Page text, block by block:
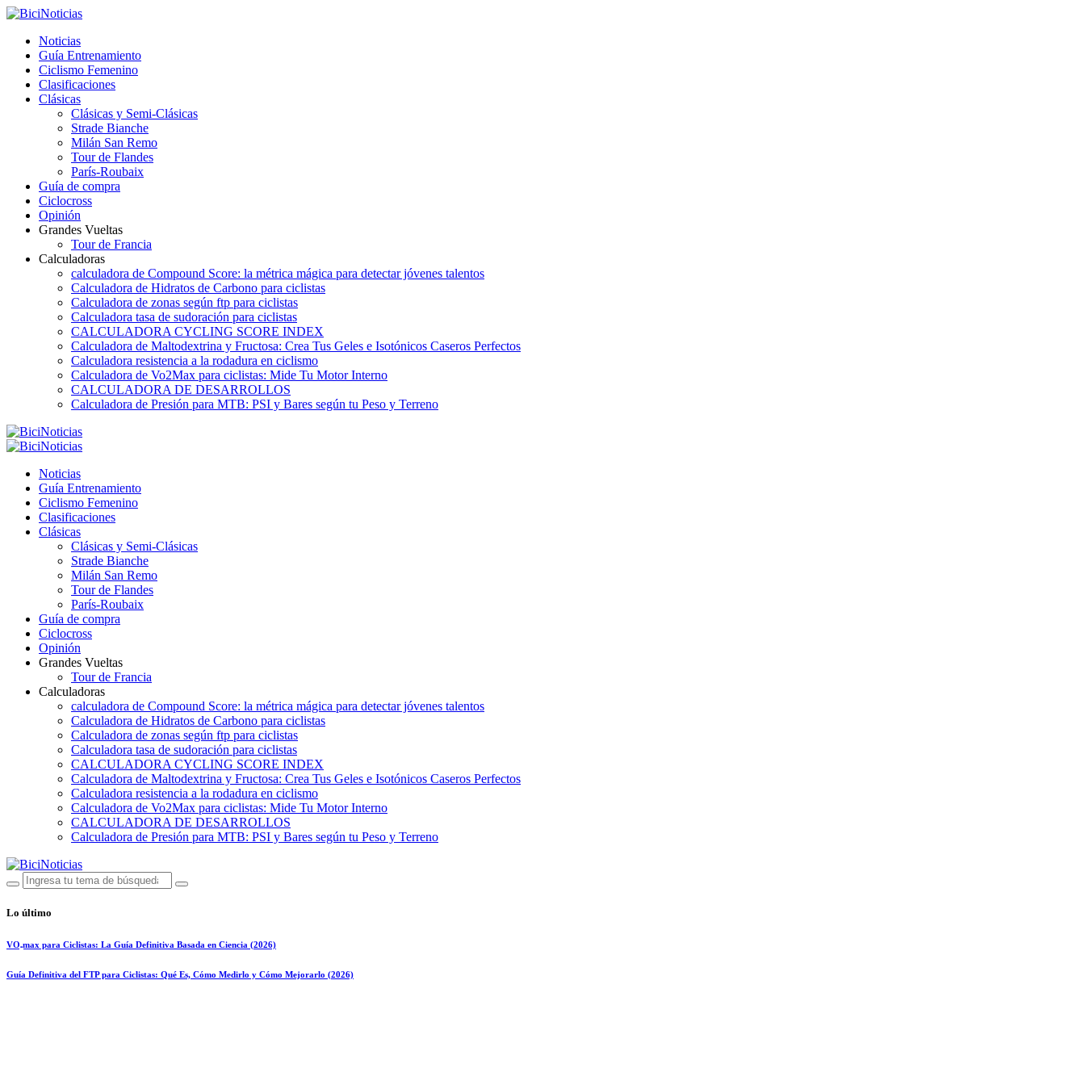
Noticias
Guía Entrenamiento
Ciclismo Femenino
Clasificaciones
Clásicas
Clásicas y Semi-Clásicas
Strade Bianche
Milán San Remo
Tour de Flandes
París-Roubaix
Guía de compra
Ciclocross
Opinión
Grandes Vueltas
Tour de Francia
Calculadoras
calculadora de Compound Score: la métrica mágica para detectar jóvenes talentos
Calculadora de Hidratos de Carbono para ciclistas
Calculadora de zonas según ftp para ciclistas
Calculadora tasa de sudoración para ciclistas
CALCULADORA CYCLING SCORE INDEX
Calculadora de Maltodextrina y Fructosa: Crea Tus Geles e Isotónicos Caseros Perfectos
Calculadora resistencia a la rodadura en ciclismo
Calculadora de Vo2Max para ciclistas: Mide Tu Motor Interno
CALCULADORA DE DESARROLLOS
Calculadora de Presión para MTB: PSI y Bares según tu Peso y Terreno
Noticias
Guía Entrenamiento
Ciclismo Femenino
Clasificaciones
Clásicas
Clásicas y Semi-Clásicas
Strade Bianche
Milán San Remo
Tour de Flandes
París-Roubaix
Guía de compra
Ciclocross
Opinión
Grandes Vueltas
Tour de Francia
Calculadoras
calculadora de Compound Score: la métrica mágica para detectar jóvenes talentos
Calculadora de Hidratos de Carbono para ciclistas
Calculadora de zonas según ftp para ciclistas
Calculadora tasa de sudoración para ciclistas
CALCULADORA CYCLING SCORE INDEX
Calculadora de Maltodextrina y Fructosa: Crea Tus Geles e Isotónicos Caseros Perfectos
Calculadora resistencia a la rodadura en ciclismo
Calculadora de Vo2Max para ciclistas: Mide Tu Motor Interno
CALCULADORA DE DESARROLLOS
Calculadora de Presión para MTB: PSI y Bares según tu Peso y Terreno
Lo último
VO₂max para Ciclistas: La Guía Definitiva Basada en Ciencia (2026)
Guía Definitiva del FTP para Ciclistas: Qué Es, Cómo Medirlo y Cómo Mejorarlo (2026)